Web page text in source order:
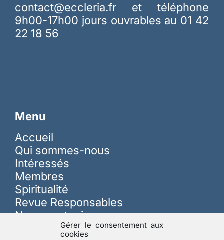
Gérer le consentement aux
cookies
contact@eccleria.fr et téléphone
9h00-17h00 jours ouvrables au 01 42
22 18 56
Menu
Accueil
Qui sommes-nous
Intéressés
Membres
Spiritualité
Revue Responsables
Nous soutenir